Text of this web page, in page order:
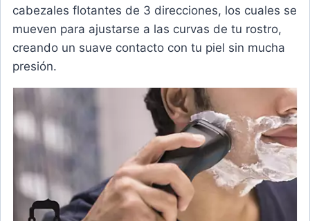
cabezales flotantes de 3 direcciones, los cuales se
mueven para ajustarse a las curvas de tu rostro,
creando un suave contacto con tu piel sin mucha
presión.